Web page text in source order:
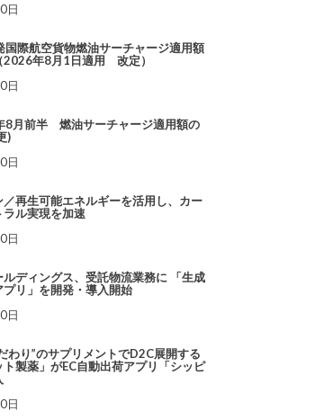
日
国際航空貨物燃油サーチャージ適用額
2026年8月1日適用 改定）
日
8月前半 燃油サーチャージ適用額の
)
日
再生可能エネルギーを活用し、カー
ラル実現を加速
日
ルディングス、受託物流業務に 「生成
リ」を開発・導入開始
日
わり”のサプリメントでD2C展開する
ト製薬」がEC自動出荷アプリ「シッピ
日